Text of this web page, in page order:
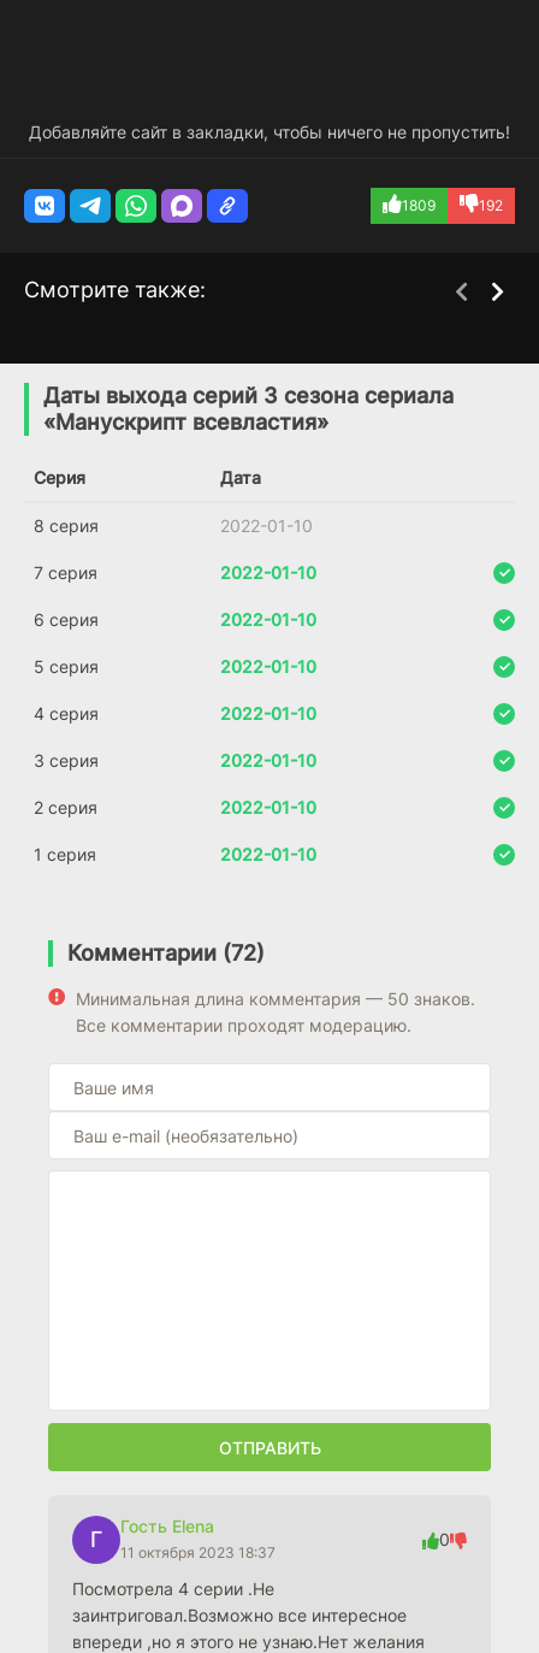
Добавляйте сайт в закладки, чтобы ничего не пропустить!
1809 192
Смотрите также:
3.7
Даты выхода серий 3 сезона сериала
«Манускрипт всевластия»
Серия Дата
8 серия 2022-01-10
7 серия 2022-01-10
6 серия 2022-01-10
5 серия 2022-01-10
4 серия 2022-01-10
3 серия 2022-01-10
2 серия 2022-01-10
1 серия 2022-01-10
Комментарии (72)
Минимальная длина комментария — 50 знаков.
Все комментарии проходят модерацию.
ОТПРАВИТЬ
Г
Гость Elena
11 октября 2023 18:37
0
Посмотрела 4 серии .Не
заинтриговал.Возможно все интересное
впереди ,но я этого не узнаю.Нет желания